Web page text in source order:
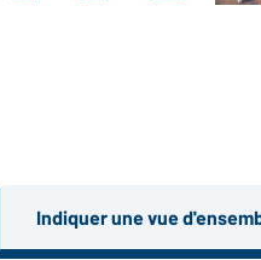
Indiquer une vue